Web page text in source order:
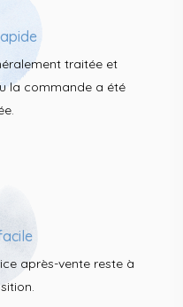
traitée et
la commande a été
après-vente reste à